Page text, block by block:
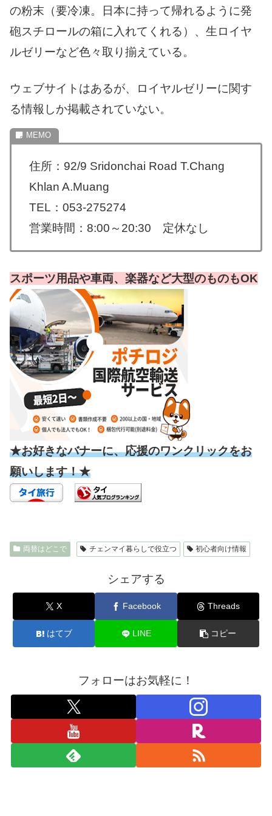
の粉末（要冷凍。日本に持って帰れるように発
砲スチロールの箱に入れてくれる）、生ロイヤ
ルゼリーなど色々取り揃えている。
ウェブサイトはあるが、ロイヤルゼリーに関す
る情報しか掲載されていない。
住所：92/9 Sridonchai Road T.Chang
Khlan A.Muang
TEL：053-275274
営業時間：8:00～20:30 定休なし
スポーツ用品や車両、楽器など大型のものもOK
★お好きなバナーに、応援のワンクリックをお
願いします！★
両替はどこで チェンマイ暮らしで役立つ 初心者向け情報
シェアする
X Facebook Threads
はてブ LINE コピー
フォローはお気軽に！